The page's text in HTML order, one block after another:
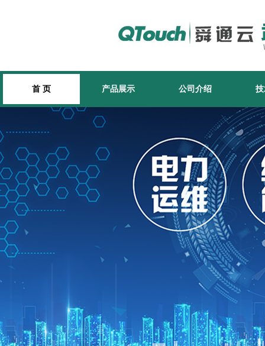
首 页 产品展示 公司介绍